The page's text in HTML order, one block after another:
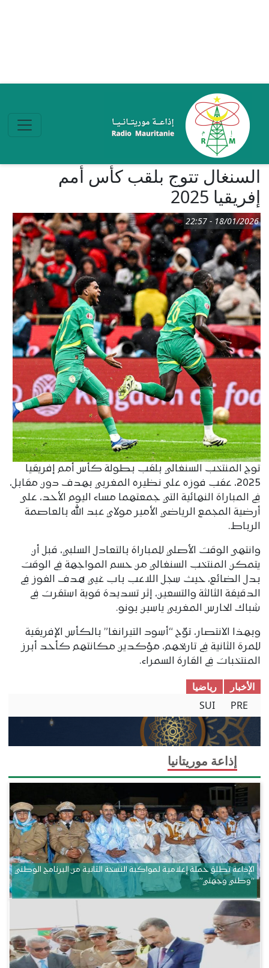
السنغال تتوج بلقب كأس أمم
إفريقيا 2025
18/01/2026 - 22:57
توج المنتخب السنغالي بلقب بطولة كأس أمم إفريقيا
2025، عقب فوزه على نظيره المغربي بهدف دون مقابل،
في المباراة النهائية التي جمعتهما مساء اليوم الأحد، على
أرضية المجمع الرياضي الأمير مولاي عبد الله بالعاصمة
الرباط.
وانتهى الوقت الأصلي للمباراة بالتعادل السلبي، قبل أن
يتمكن المنتخب السنغالي من حسم المواجهة في الوقت
بدل الضائع، حيث سجل اللاعب باب غيي هدف الفوز في
الدقيقة الثالثة والتسعين، إثر تسديدة قوية استقرت في
شباك الحارس المغربي ياسين بونو.
وبهذا الانتصار، توّج “أسود التيرانغا” بالكأس الإفريقية
للمرة الثانية في تاريخهم، مؤكدين مكانتهم كأحد أبرز
المنتخبات في القارة السمراء.
الأخبار
ریاضیا
PRE
SUI
إذاعة موريتانيا
الإذاعة تطلق حملة إعلامية لمواكبة النسخة الثانية من البرنامج الوطني
“وطني وجهتي”